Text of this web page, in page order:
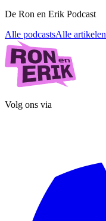
De Ron en Erik Podcast
Alle podcastsAlle artikelen
Volg ons via